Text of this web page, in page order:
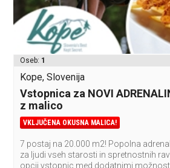
Oseb: 1
Kope, Slovenija
Vstopnica za NOVI
z malico
VKLJUČENA OKUSNA MALICA!
7 postaj na 20.000 m2! Popolna
za ljudi vseh starosti in spretnostnih
opcij vstopnic med dodatnimi